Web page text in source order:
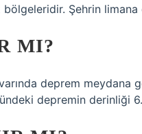
Şehrin
MI?
deprem meydana
depremin derinliği